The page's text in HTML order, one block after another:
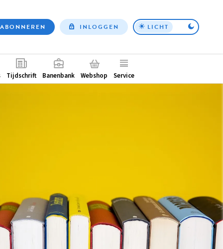
Top
ABONNEREN INLOGGEN LICHT
Tijdschrift Banenbank Webshop Service